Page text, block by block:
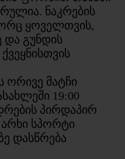
ნაკრების
ყოველთვის,
და გუნდის
მატჩი
19:00
პირდაპირ
სპორტი
დასწრება